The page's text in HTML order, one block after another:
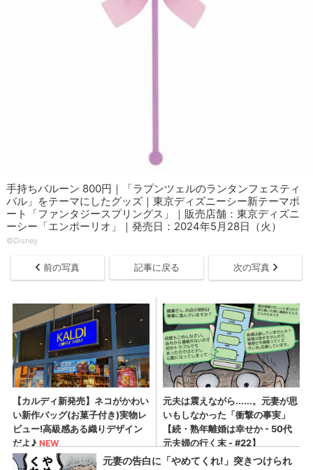
手持ちバルーン 800円｜「ラプンツェルのランタンフェスティ
バル」をテーマにしたグッズ｜東京ディズニーシー新テーマポ
ート「ファンタジースプリングス」｜販売店舗：東京ディズニ
ーシー「エンポーリオ」｜発売日：2024年5月28日（火）
©Disney
前の写真 記事に戻る 次の写真